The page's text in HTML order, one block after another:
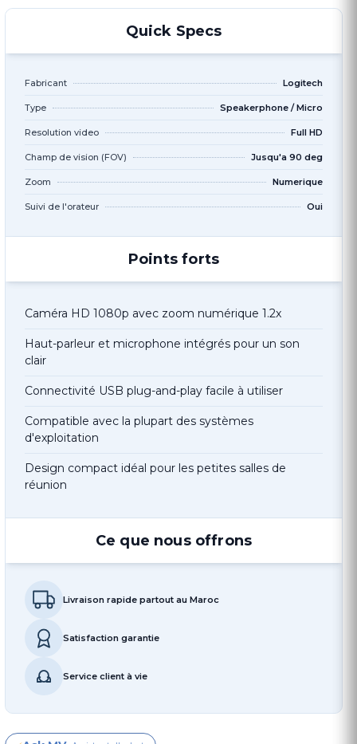
Quick Specs
Fabricant Logitech
Type Speakerphone / Micro
Resolution video Full HD
Champ de vision (FOV) Jusqu'a 90 deg
Zoom Numerique
Suivi de l'orateur Oui
Points forts
Caméra HD 1080p avec zoom numérique 1.2x
Haut-parleur et microphone intégrés pour un son
clair
Connectivité USB plug-and-play facile à utiliser
Compatible avec la plupart des systèmes
d'exploitation
Design compact idéal pour les petites salles de
réunion
Ce que nous offrons
Livraison rapide partout au Maroc
Satisfaction garantie
Service client à vie